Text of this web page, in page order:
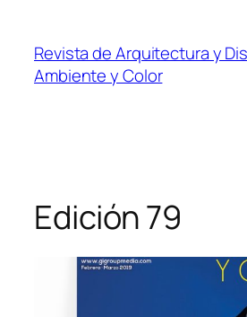
Revista de Arquitectura y
Ambiente y Color
Edición 79